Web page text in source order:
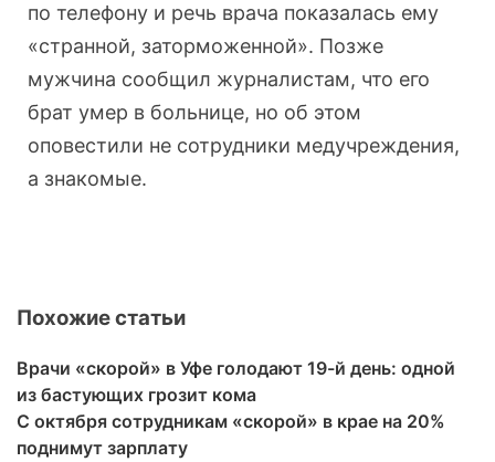
по телефону и речь врача показалась ему
«странной, заторможенной». Позже
мужчина сообщил журналистам, что его
брат умер в больнице, но об этом
оповестили не сотрудники медучреждения,
а знакомые.
Похожие статьи
Врачи «скорой» в Уфе голодают 19-й день: одной
из бастующих грозит кома
С октября сотрудникам «скорой» в крае на 20%
поднимут зарплату